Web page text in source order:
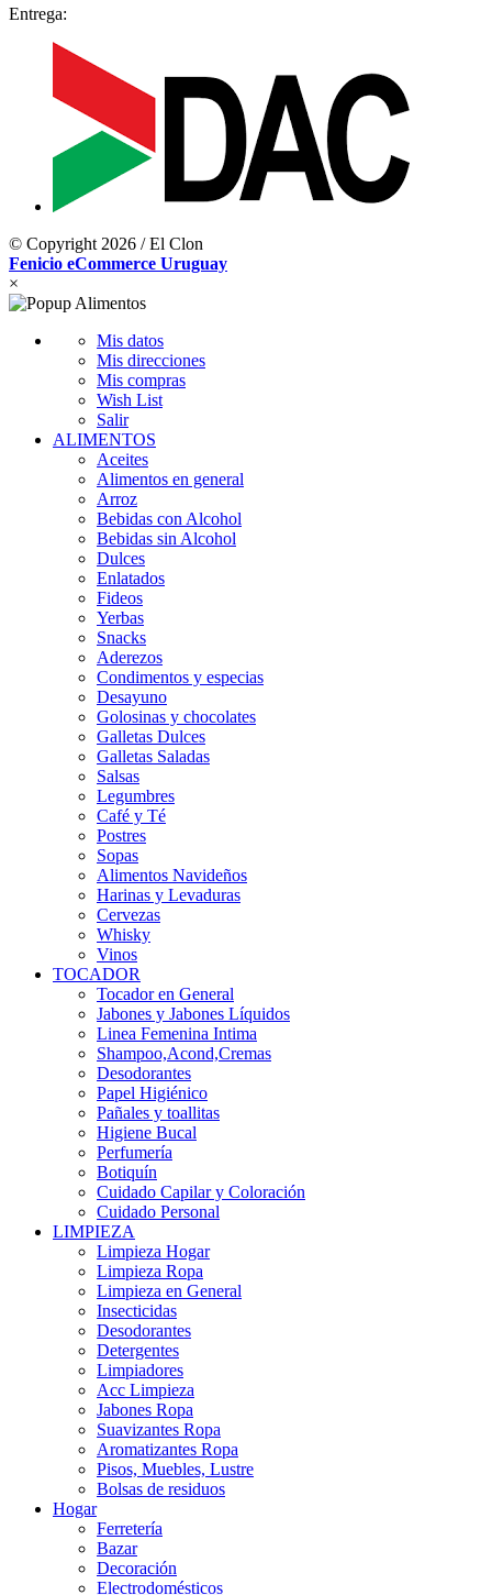
Entrega:
© Copyright 2026 / El Clon
Fenicio eCommerce Uruguay
×
Mis datos
Mis direcciones
Mis compras
Wish List
Salir
ALIMENTOS
Aceites
Alimentos en general
Arroz
Bebidas con Alcohol
Bebidas sin Alcohol
Dulces
Enlatados
Fideos
Yerbas
Snacks
Aderezos
Condimentos y especias
Desayuno
Golosinas y chocolates
Galletas Dulces
Galletas Saladas
Salsas
Legumbres
Café y Té
Postres
Sopas
Alimentos Navideños
Harinas y Levaduras
Cervezas
Whisky
Vinos
TOCADOR
Tocador en General
Jabones y Jabones Líquidos
Linea Femenina Intima
Shampoo,Acond,Cremas
Desodorantes
Papel Higiénico
Pañales y toallitas
Higiene Bucal
Perfumería
Botiquín
Cuidado Capilar y Coloración
Cuidado Personal
LIMPIEZA
Limpieza Hogar
Limpieza Ropa
Limpieza en General
Insecticidas
Desodorantes
Detergentes
Limpiadores
Acc Limpieza
Jabones Ropa
Suavizantes Ropa
Aromatizantes Ropa
Pisos, Muebles, Lustre
Bolsas de residuos
Hogar
Ferretería
Bazar
Decoración
Electrodomésticos